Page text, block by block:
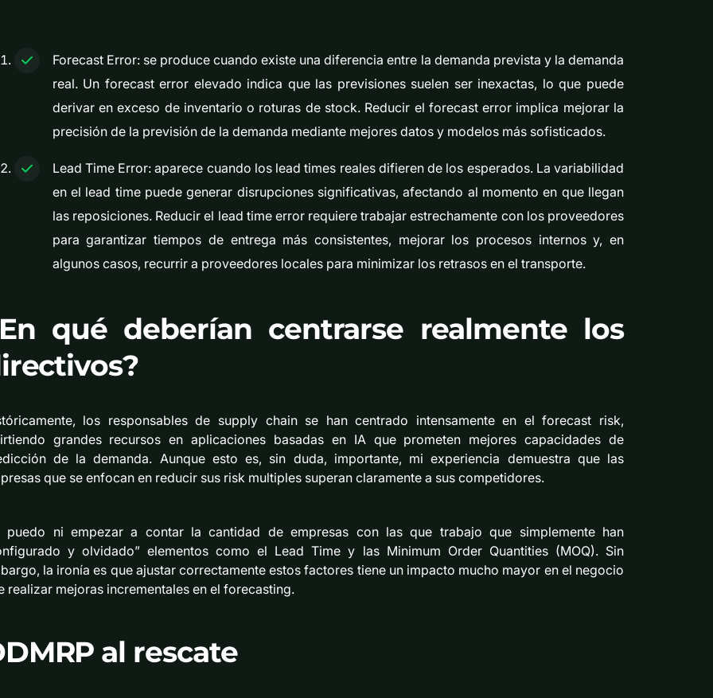
Forecast Error: se produce cuando existe una diferencia entre la demanda prevista y la demanda
real. Un forecast error elevado indica que las previsiones suelen ser inexactas, lo que puede
derivar en exceso de inventario o roturas de stock. Reducir el forecast error implica mejorar la
precisión de la previsión de la demanda mediante mejores datos y modelos más sofisticados.
Lead Time Error: aparece cuando los lead times reales difieren de los esperados. La variabilidad
en el lead time puede generar disrupciones significativas, afectando al momento en que llegan
las reposiciones. Reducir el lead time error requiere trabajar estrechamente con los proveedores
para garantizar tiempos de entrega más consistentes, mejorar los procesos internos y, en
algunos casos, recurrir a proveedores locales para minimizar los retrasos en el transporte.
qué deberían centrarse realmente los
los responsables de supply chain se han centrado intensamente en el forecast risk,
grandes recursos en aplicaciones basadas en IA que prometen mejores capacidades de
de la demanda. Aunque esto es, sin duda, importante, mi experiencia demuestra que las
que se enfocan en reducir sus risk multiples superan claramente a sus competidores.
puedo ni empezar a contar la cantidad de empresas con las que trabajo que simplemente han
y olvidado” elementos como el Lead Time y las Minimum Order Quantities (MOQ). Sin
la ironía es que ajustar correctamente estos factores tiene un impacto mucho mayor en el negocio
realizar mejoras incrementales en el forecasting.
al rescate